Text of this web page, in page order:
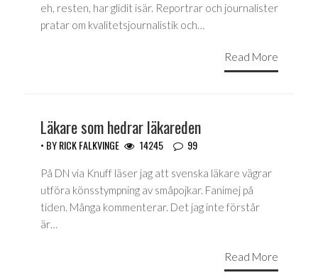
eh, resten, har glidit isär. Reportrar och journalister
pratar om kvalitetsjournalistik och…
Read More
Läkare som hedrar läkareden
• BYRICK FALKVINGE 14245 99
På DN via Knuff läser jag att svenska läkare vägrar
utföra könsstympning av småpojkar. Fanimej på
tiden. Många kommenterar. Det jag inte förstår
är…
Read More